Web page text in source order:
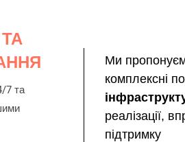
7 та
Ми
комплексні
реалізації,
підтримку